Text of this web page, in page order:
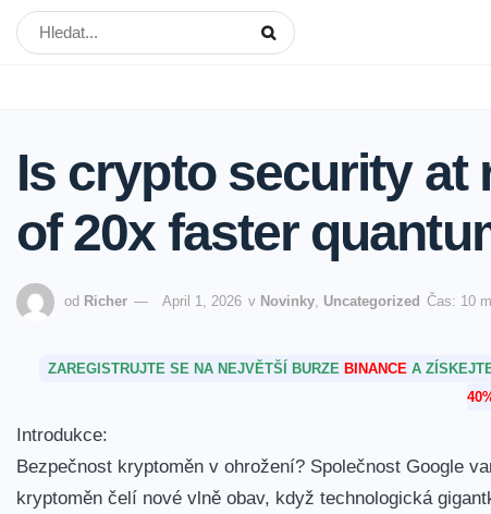
Is crypto security at
of 20x faster
od Richer April 1, 2026 v Novinky, Uncategorized Čas: 10
ZAREGISTRUJTE SE NA NEJVĚTŠÍ BURZE BINANCEA
Introdukce:
Bezpečnost ⁤kryptoměn v ⁤ohrožení? Společnost Google
kryptoměn čelí nové vlně obav, když technologická